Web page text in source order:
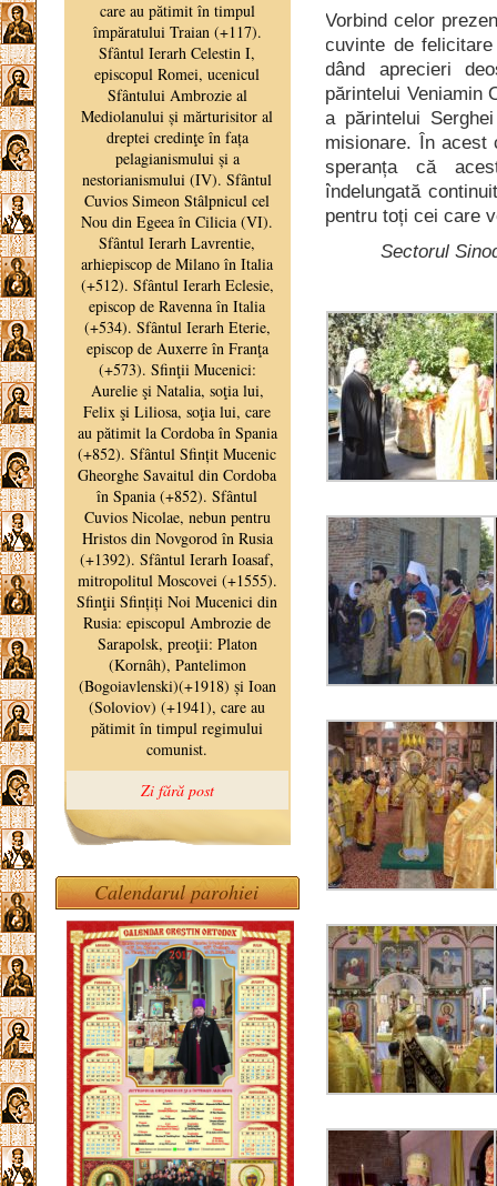
Vorbind celor
cuvinte de
dând aprecieri
părintelui Veniamin
a părintelui
misionare. În acest
speranța că
îndelungată
pentru toți cei care
Sectorul
Calendarul parohiei